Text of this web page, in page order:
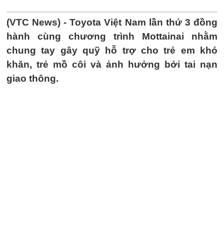
(VTC News) -Toyota Việt Nam lần thứ 3 đồng
hành cùng chương trình Mottainai nhằm
chung tay gây quỹ hỗ trợ cho trẻ em khó
khăn, trẻ mồ côi và ảnh hưởng bởi tai nạn
giao thông.